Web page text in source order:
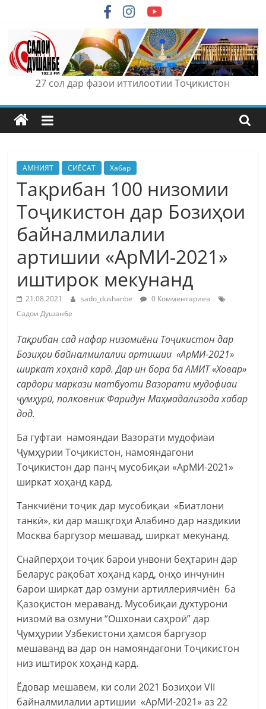
content
27 сол дар фазои иттилоотии Тоҷикистон
АМНИЯТ СИЁСАТ Хабар
Тақрибан 100 низомии
Тоҷикистон дар Бозиҳои
байналмилалии
артишии «АрМИ-2021»
иштирок мекунанд
21.08.2021 sado_dushanbe
0 Комментариев
Садои Душанбе
Тақрибан сад нафар низомиёни Тоҷикистон дар
Бозиҳои байналмилалии артишии «АрМИ-2021»
ширкат хоҳанд кард. Дар ин бора ба АМИТ «Ховар»
сардори маркази матбуоти Вазорати мудофиаи
ҷумҳурӣ, полковник Фаридун Маҳмадализода хабар
дод.
Ба гуфтаи намояндаи Вазорати мудофиаи
Ҷумҳурии Тоҷикистон, намояндагони
Тоҷикистон дар панҷ мусобиқаи «АрМИ-2021»
ширкат хоҳанд кард.
Танкчиёни тоҷик дар мусобиқаи «Биатлони
танкӣ», ки дар машқгоҳи Алабино дар наздикии
Москва баргузор мешавад, ширкат мекунанд.
Снайперҳои тоҷик барои унвони беҳтарин дар
Беларус рақобат хоҳанд кард, онҳо инчунин
барои ширкат дар озмуни артиллериячиён ба
Қазоқистон мераванд. Мусобиқаи духтурони
низомӣ ва озмуни “Ошхонаи саҳроӣ” дар
Ҷумҳурии Узбекистони ҳамсоя баргузор
мешаванд ва дар он намояндагони Тоҷикистон
низ иштирок хоҳанд кард.
Ёдовар мешавем, ки соли 2021 Бозиҳои VII
байналмилалии артишии «АрМИ-2021» аз 22